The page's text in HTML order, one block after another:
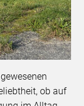
ob auf